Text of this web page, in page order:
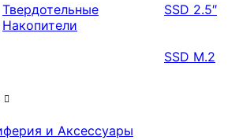
Твердотельные
Накопители
SSD 2.5″
SSD M.2
и Аксессуары